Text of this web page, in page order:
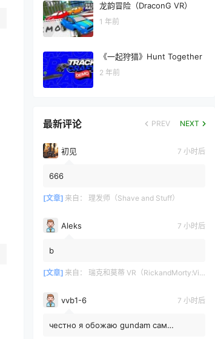
龙韵冒险（DraconG VR）
1 年前
《一起狩猎》Hunt Together
2 年前
最新评论 PREV NEXT
初见 7 小时后
666
[文章] 来自： 理发师（Shave and Stuff）
Aleks 7 小时后
b
[文章] 来自： 瑞克和莫蒂 VR（RickandMorty:VirtualRick-ality）
vvb1-6 7 小时后
честно я обожаю gundam сам